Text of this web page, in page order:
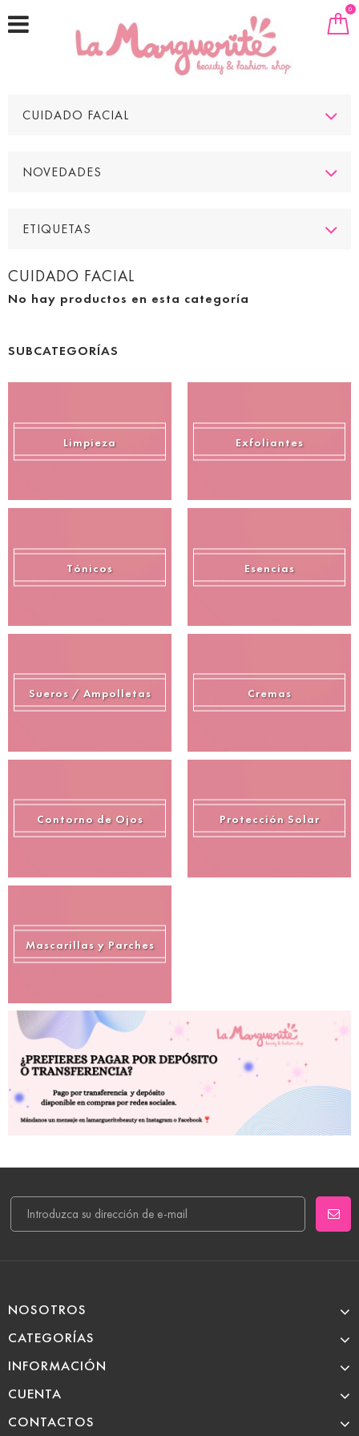
0
CUIDADO FACIAL
NOVEDADES
ETIQUETAS
CUIDADO FACIAL
No hay productos en esta categoría
SUBCATEGORÍAS
Limpieza Exfoliantes
Tónicos Esencias
Sueros / Ampolletas Cremas
Contorno de Ojos Protección Solar
Mascarillas y Parches
NOSOTROS
CATEGORÍAS
INFORMACIÓN
CUENTA
CONTACTOS